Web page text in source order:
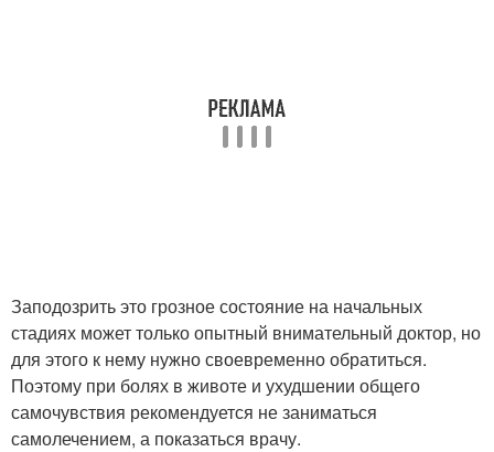
Заподозрить это грозное состояние на начальных
стадиях может только опытный внимательный доктор, но
для этого к нему нужно своевременно обратиться.
Поэтому при болях в животе и ухудшении общего
самочувствия рекомендуется не заниматься
самолечением, а показаться врачу.